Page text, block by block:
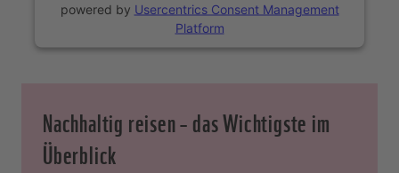
powered by Usercentrics Consent Management
Platform
Nachhaltig reisen – das Wichtigste im
Überblick